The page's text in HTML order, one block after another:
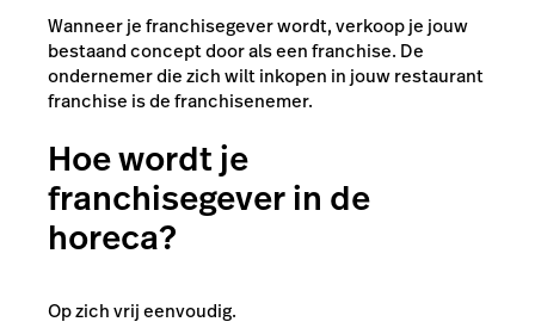
Wanneer je franchisegever wordt, verkoop je jouw
bestaand concept door als een franchise. De
ondernemer die zich wilt inkopen in jouw restaurant
franchise is de franchisenemer.
Hoe wordt je
franchisegever in de
horeca?
Op zich vrij eenvoudig.